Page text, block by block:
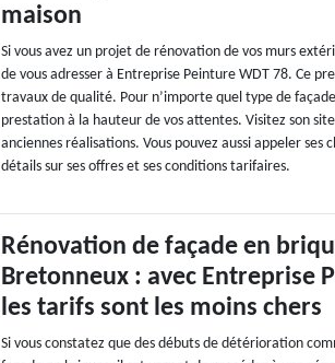
maison
Si vous avez un projet de rénovation de vos murs
de vous adresser à Entreprise Peinture WDT 78. Ce
travaux de qualité. Pour n’importe quel type de
prestation à la hauteur de vos attentes. Visitez son
anciennes réalisations. Vous pouvez aussi appeler ses
détails sur ses offres et ses conditions tarifaires.
Rénovation de façade en
Bretonneux : avec Entreprise
les tarifs sont les moins chers
Si vous constatez que des débuts de détérioration